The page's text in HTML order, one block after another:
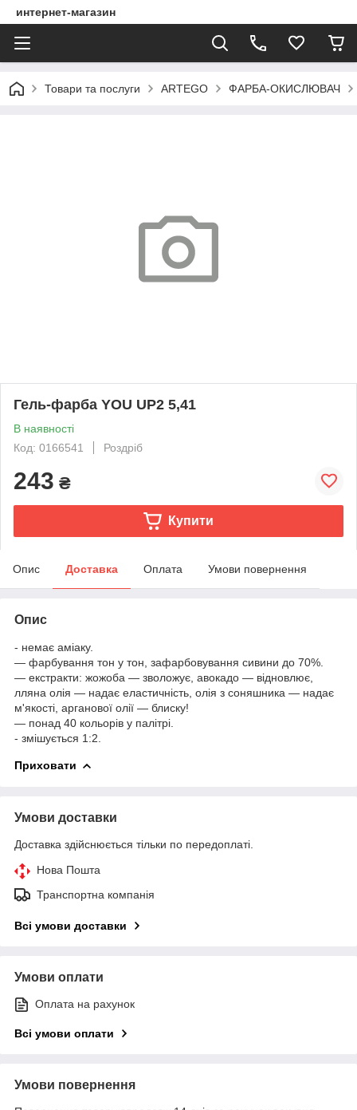
интернет-магазин
Товари та послуги ARTEGO ФАРБА-ОКИСЛЮВАЧ
Гель-фарба YOU UP2 5,41
В наявності
Код: 0166541
Роздріб
243 ₴
Купити
Опис Доставка Оплата Умови повернення
Опис
- немає аміаку.
— фарбування тон у тон, зафарбовування сивини до 70%.
— екстракти: жожоба — зволожує, авокадо — відновлює,
лляна олія — надає еластичність, олія з соняшника — надає
м'якості, арганової олії — блиску!
— понад 40 кольорів у палітрі.
- змішується 1:2.
Приховати
Умови доставки
Доставка здійснюється тільки по передоплаті.
Нова Пошта
Транспортна компанія
Всі умови доставки
Умови оплати
Оплата на рахунок
Всі умови оплати
Умови повернення